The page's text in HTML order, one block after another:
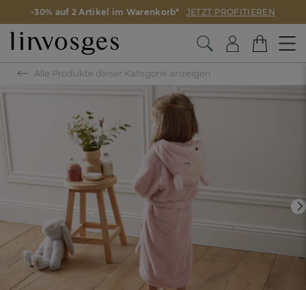
-30% auf 2 Artikel im Warenkorb* JETZT PROFITIEREN
Alle Produkte dieser Kategorie anzeigen